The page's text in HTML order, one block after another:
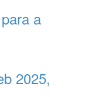
a
2025,